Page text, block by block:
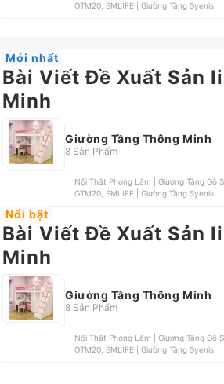
GTM20, SMLIFE | Giường Tầng Syenis
Mới nhất
Bài Viết Đề Xuất Sản
Minh
Giường Tầng Thông Minh
8 Sản Phẩm
Nội Thất Phong Lâm | Giường Tầng Gỗ Sồi | GT11, OEM | Giường 2 Tầng, Fasaya | Giường Gác Xép, OEM | Giường Tầng |
GTM20, SMLIFE | Giường Tầng Syenis
Nổi bật
Bài Viết Đề Xuất Sản
Minh
Giường Tầng Thông Minh
8 Sản Phẩm
Nội Thất Phong Lâm | Giường Tầng Gỗ Sồi | GT11, OEM | Giường 2 Tầng, Fasaya | Giường Gác Xép, OEM | Giường Tầng |
GTM20, SMLIFE | Giường Tầng Syenis